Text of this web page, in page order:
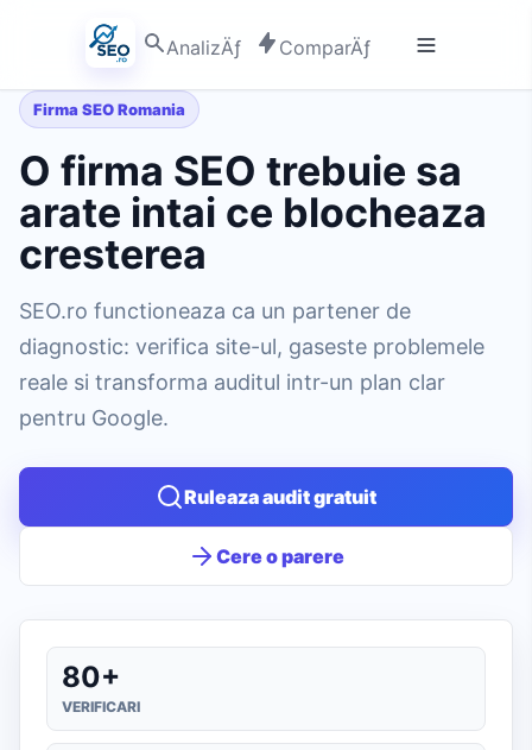
AnalizÄƒ ComparÄƒ
Firma SEO Romania
O firma SEO trebuie sa
arate intai ce blocheaza
cresterea
SEO.ro functioneaza ca un partener de
diagnostic: verifica site-ul, gaseste problemele
reale si transforma auditul intr-un plan clar
pentru Google.
Ruleaza audit gratuit
Cere o parere
80+
VERIFICARI